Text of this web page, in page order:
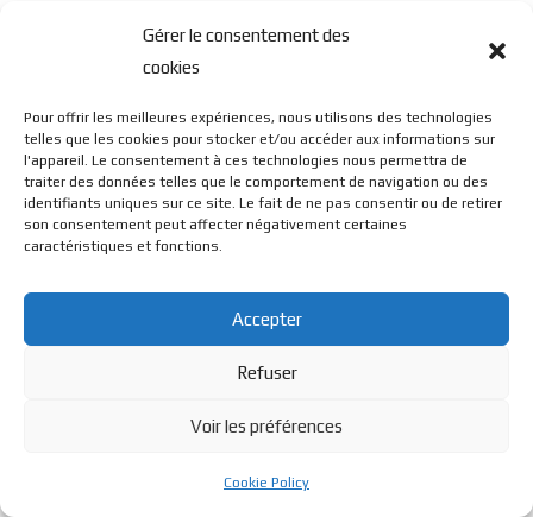
Gérer le consentement des
cookies
Pour offrir les meilleures expériences, nous utilisons des technologies
telles que les cookies pour stocker et/ou accéder aux informations sur
l'appareil. Le consentement à ces technologies nous permettra de
traiter des données telles que le comportement de navigation ou des
identifiants uniques sur ce site. Le fait de ne pas consentir ou de retirer
son consentement peut affecter négativement certaines
caractéristiques et fonctions.
Accepter
Refuser
Voir les préférences
Cookie Policy
© BL Optique - 22 Rue de la Cueille - 39170 Lavans Les St
Claude - 2023 - Tous droits réservés